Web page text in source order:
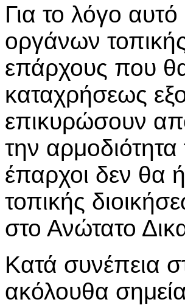
Για το λόγο
οργάνων
επάρχους που
καταχρήσεως
επικυρώσουν
την
έπαρχοι δεν θα
τοπικής
στο Ανώτατο
Κατά συνέπεια
ακόλουθα